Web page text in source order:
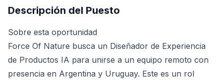
Descripción del Puesto
Sobre esta oportunidad
Force Of Nature busca un Diseñador de Experiencia
de Productos IA para unirse a un equipo remoto con
presencia en Argentina y Uruguay. Este es un rol